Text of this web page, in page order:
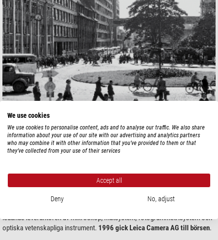
1986 delades företaget upp i de tre oberoende företagen Leica Camera AG,
Leica Microsystems GmbH och Leica Geosystems AG. Leica Camera AG
flyttade då från Wetzlar till Solms.
resulterade fusionen mellan Wild Leitz Holding AG (bildad 1987 genom
förvärvet av Ernst Leitz Wetzlar GmbH av det år 1921 grundade Wild
Heerbrugg AG) och The Cambridge Instrument Company plc i den nya
ledande leverantören av mikroskop, mätsystem, fotogrammetrisystem och
optiska vetenskapliga instrument. 1996 gick Leica Camera AG till börsen.
We use cookies
We use cookies to personalise content, ads and to analyse our traffic. We also share
information about your use of our site with our advertising and analytics partners
who may combine it with other information that you’ve provided to them or that
they’ve collected from your use of their services
Accept all
Deny No, adjust